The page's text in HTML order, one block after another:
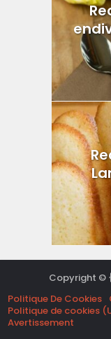
Copyright ©
Politique De Cookies
Politique de cookies
Avertissement